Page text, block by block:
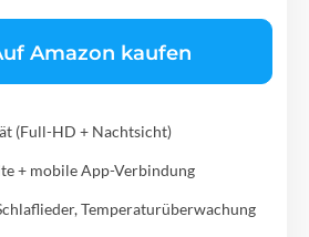
Amazon kaufen
(Full-HD + Nachtsicht)
+ mobile App-Verbindung
Temperaturüberwachung